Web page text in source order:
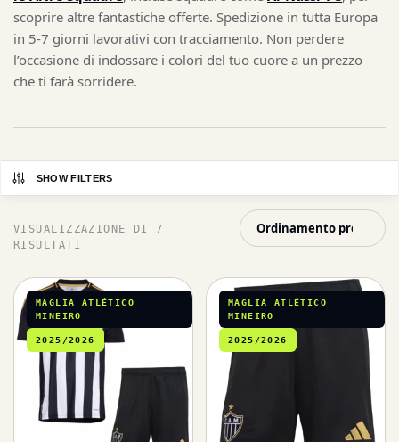
scoprire altre fantastiche offerte. Spedizione in tutta Europa
in 5-7 giorni lavorativi con tracciamento. Non perdere
l’occasione di indossare i colori del tuo cuore a un prezzo
che ti farà sorridere.
SHOW FILTERS
VISUALIZZAZIONE DI 7
RISULTATI
MAGLIA ATLÉTICO
MINEIRO
2025/2026
MAGLIA ATLÉTICO
MINEIRO
2025/2026